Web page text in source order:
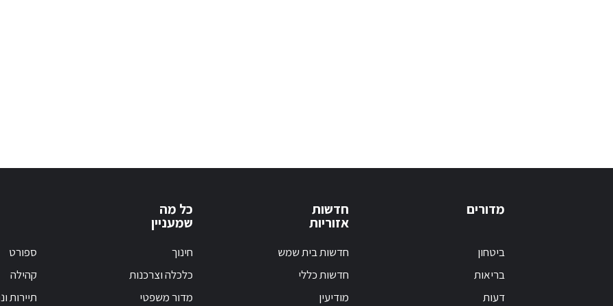
מדורים
ביטחון
בריאות
דעות
חדשות
אזוריות
חדשות בית שמש
חדשות כללי
מודיעין
כל מה
שמעניין
חינוך
כלכלה וצרכנות
מדור משפטי
ספורט
קהילה
תיירות